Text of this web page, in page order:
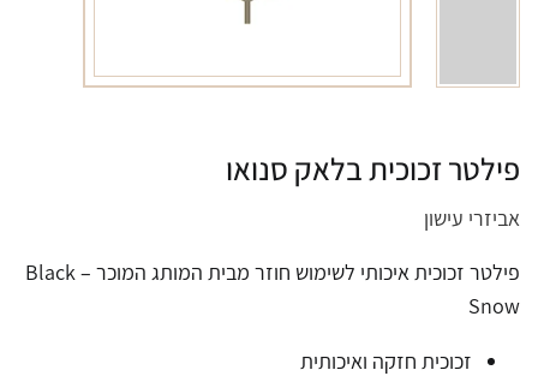
פילטר זכוכית בלאק סנואו
אביזרי עישון
פילטר זכוכית איכותי לשימוש חוזר מבית המותג המוכר – Black
Snow
זכוכית חזקה ואיכותית